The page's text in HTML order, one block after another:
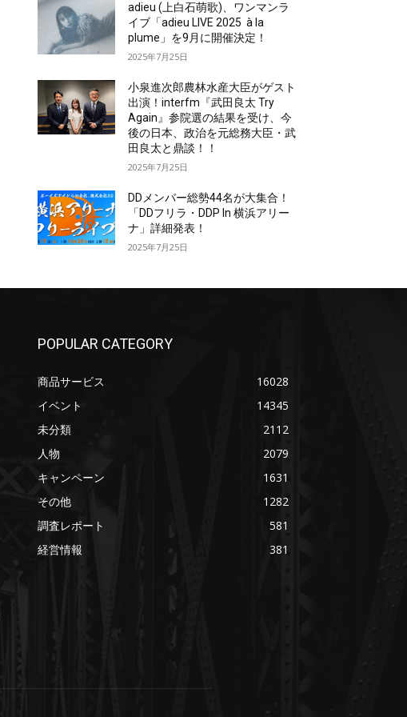
adieu (上白石萌歌)、ワンマンラ
イブ「adieu LIVE 2025 à la
plume」を9月に開催決定！
2025年7月25日
小泉進次郎農林水産大臣がゲスト
出演！interfm『武田良太 Try
Again』参院選の結果を受け、今
後の日本、政治を元総務大臣・武
田良太と鼎談！！
2025年7月25日
DDメンバー総勢44名が大集合！
「DDフリラ・DDP In 横浜アリー
ナ」詳細発表！
2025年7月25日
POPULAR CATEGORY
商品サービス
16028
イベント
14345
未分類
2112
人物
2079
キャンペーン
1631
その他
1282
調査レポート
581
経営情報
381